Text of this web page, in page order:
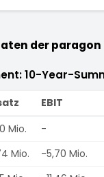
der paragon
10-Year-
EBIT
Mio. -
Mio. -5,70 Mio.